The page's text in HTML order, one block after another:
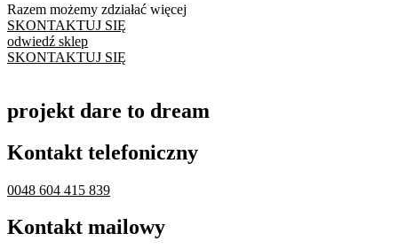
Razem możemy zdziałać więcej
SKONTAKTUJ SIĘ
odwiedź sklep
SKONTAKTUJ SIĘ
projekt dare to dream
Kontakt telefoniczny
0048 604 415 839
Kontakt mailowy